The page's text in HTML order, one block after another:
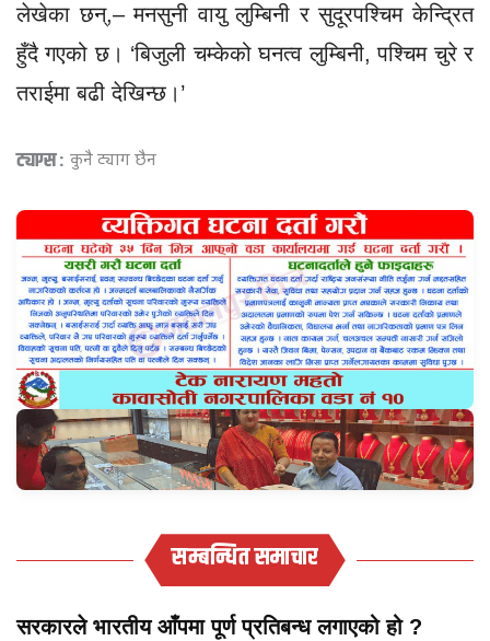
लेखेका छन्,– मनसुनी वायु लुम्बिनी र सुदूरपश्चिम केन्द्रित
हुँदै गएको छ। ‘बिजुली चम्केको घनत्व लुम्बिनी, पश्चिम चुरे र
तराईमा बढी देखिन्छ।’
ट्याग्स : कुनै ट्याग छैन
सम्बन्धित समाचार
सरकारले भारतीय आँपमा पूर्ण प्रतिबन्ध लगाएको हो ?